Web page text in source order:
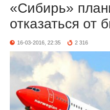
«Сибирь»
отказаться от
16-03-2016, 22:35 2 316